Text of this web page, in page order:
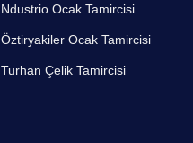
Ndustrio Ocak Tamircisi
Öztiryakiler Ocak Tamircisi
Turhan Çelik Tamircisi